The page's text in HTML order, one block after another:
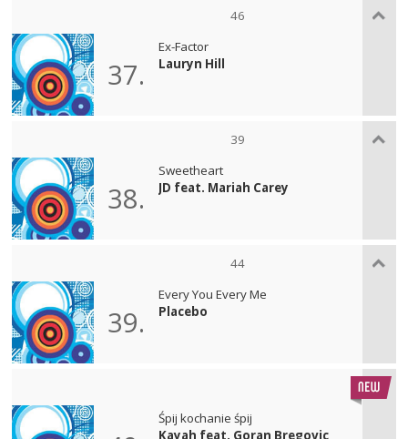
46
37.
Ex-Factor
Lauryn Hill
39
38.
Sweetheart
JD feat. Mariah Carey
44
39.
Every You Every Me
Placebo
Śpij kochanie śpij
Kayah feat. Goran Bregovic